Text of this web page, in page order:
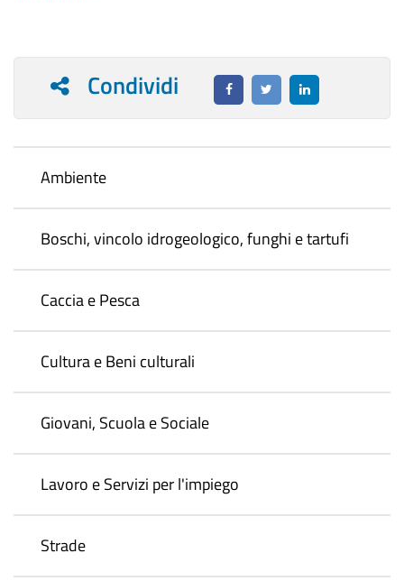
Condividi
Ambiente
Boschi, vincolo idrogeologico, funghi e tartufi
Caccia e Pesca
Cultura e Beni culturali
Giovani, Scuola e Sociale
Lavoro e Servizi per l'impiego
Strade